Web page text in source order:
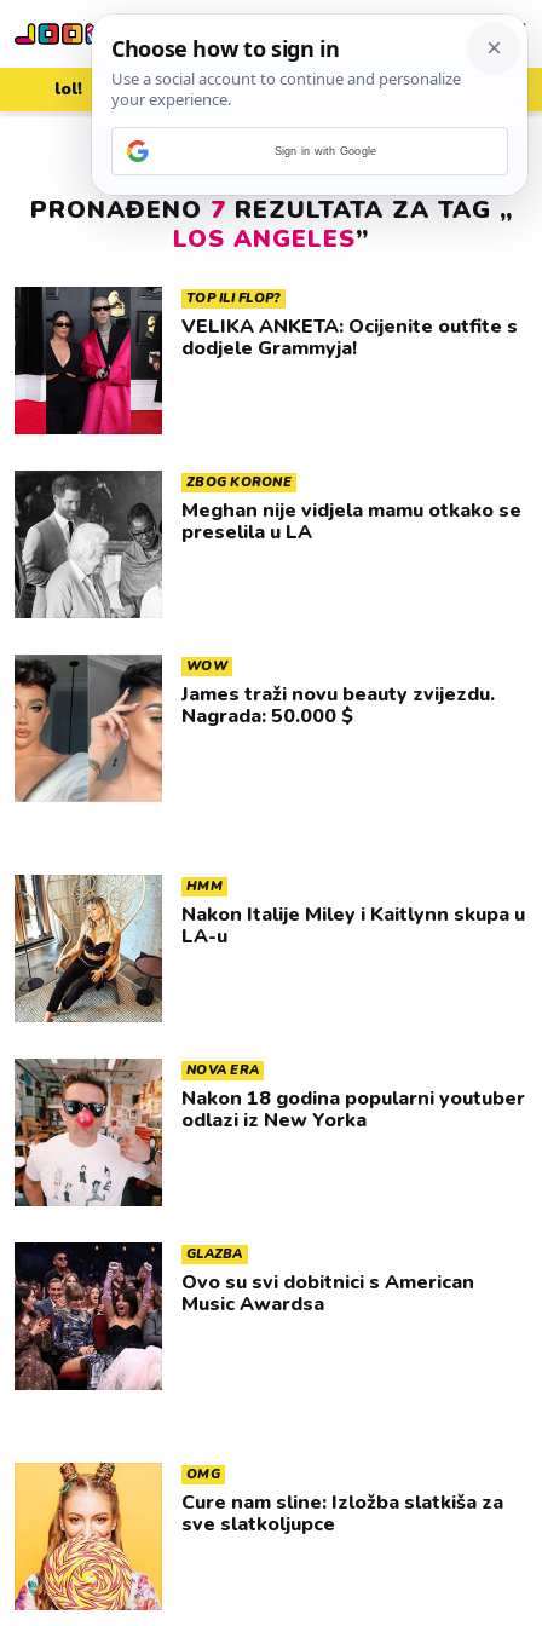
lol! aww vrh! woot?!
PRONAĐENO 7 REZULTATA ZA TAG „
LOS ANGELES”
TOP ILI FLOP?
VELIKA ANKETA: Ocijenite outfite s
dodjele Grammyja!
ZBOG KORONE
Meghan nije vidjela mamu otkako se
preselila u LA
WOW
James traži novu beauty zvijezdu.
Nagrada: 50.000 $
HMM
Nakon Italije Miley i Kaitlynn skupa u
LA-u
NOVA ERA
Nakon 18 godina popularni youtuber
odlazi iz New Yorka
GLAZBA
Ovo su svi dobitnici s American
Music Awardsa
OMG
Cure nam sline: Izložba slatkiša za
sve slatkoljupce
Sign in with Google